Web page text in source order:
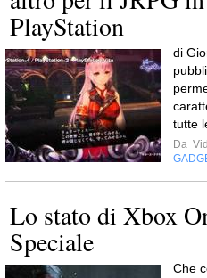
PlayStation
di
tutte
Da
Lo stato di Xbox
Speciale
Che